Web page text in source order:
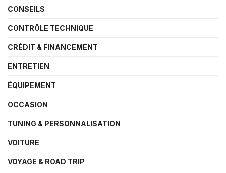
CONSEILS
CONTRÔLE TECHNIQUE
CRÉDIT & FINANCEMENT
ENTRETIEN
ÉQUIPEMENT
OCCASION
TUNING & PERSONNALISATION
VOITURE
VOYAGE & ROAD TRIP